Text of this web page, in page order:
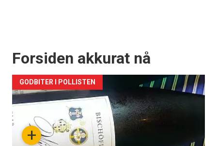
Forsiden akkurat nå
+
GODBITER I POLLISTEN